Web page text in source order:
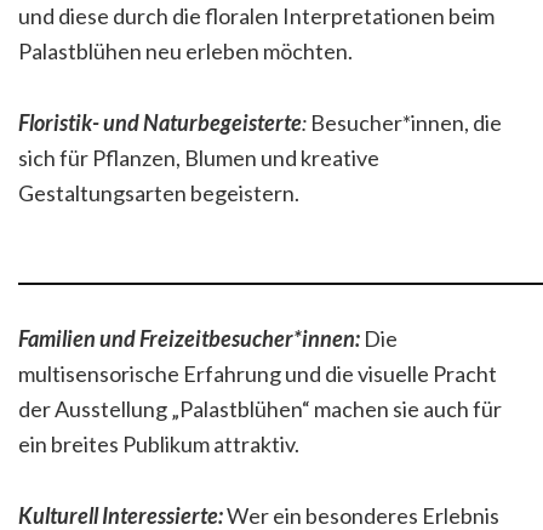
und diese durch die floralen Interpretationen beim
Palastblühen neu erleben möchten.
Floristik- und Naturbegeisterte: Besucher*innen, die
sich für Pflanzen, Blumen und kreative
Gestaltungsarten begeistern.
Familien und Freizeitbesucher*innen: Die
multisensorische Erfahrung und die visuelle Pracht
der Ausstellung „Palastblühen“ machen sie auch für
ein breites Publikum attraktiv.
Kulturell Interessierte:Wer ein besonderes Erlebnis